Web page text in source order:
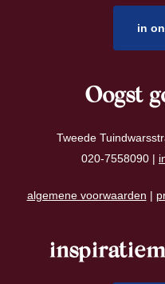
in
Oogst
Tweede
020-7558090 |
algemene voorwaarden |